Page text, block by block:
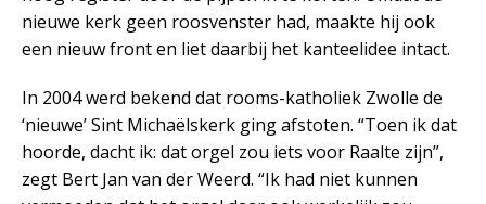
nieuwe kerk geen roosvenster had, maakte hij ook
een nieuw front en liet daarbij het kanteelidee intact.
In 2004 werd bekend dat rooms-katholiek Zwolle de
‘nieuwe’ Sint Michaëlskerk ging afstoten. “Toen ik dat
hoorde, dacht ik: dat orgel zou iets voor Raalte zijn”,
zegt Bert Jan van der Weerd. “Ik had niet kunnen